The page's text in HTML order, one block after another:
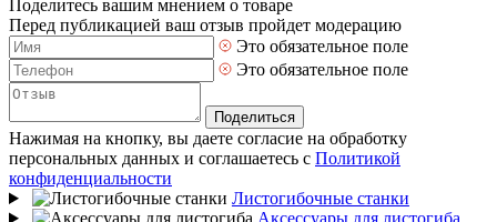
Поделитесь вашим мнением о товаре
Перед публикацией ваш отзыв пройдет модерацию
Это обязательное поле
Это обязательное поле
Поделиться
Нажимая на кнопку, вы даете согласие на обработку
персональных данных и соглашаетесь с Политикой
конфиденциальности
Листогибочные станки
Аксессуары для листогиба